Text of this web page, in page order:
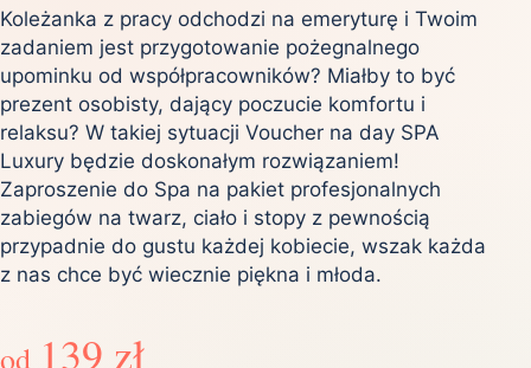
Koleżanka z pracy odchodzi na emeryturę i Twoim
zadaniem jest przygotowanie pożegnalnego
upominku od współpracowników? Miałby to być
prezent osobisty, dający poczucie komfortu i
relaksu? W takiej sytuacji Voucher na day SPA
Luxury będzie doskonałym rozwiązaniem!
Zaproszenie do Spa na pakiet profesjonalnych
zabiegów na twarz, ciało i stopy z pewnością
przypadnie do gustu każdej kobiecie, wszak każda
z nas chce być wiecznie piękna i młoda.
od 139 zł